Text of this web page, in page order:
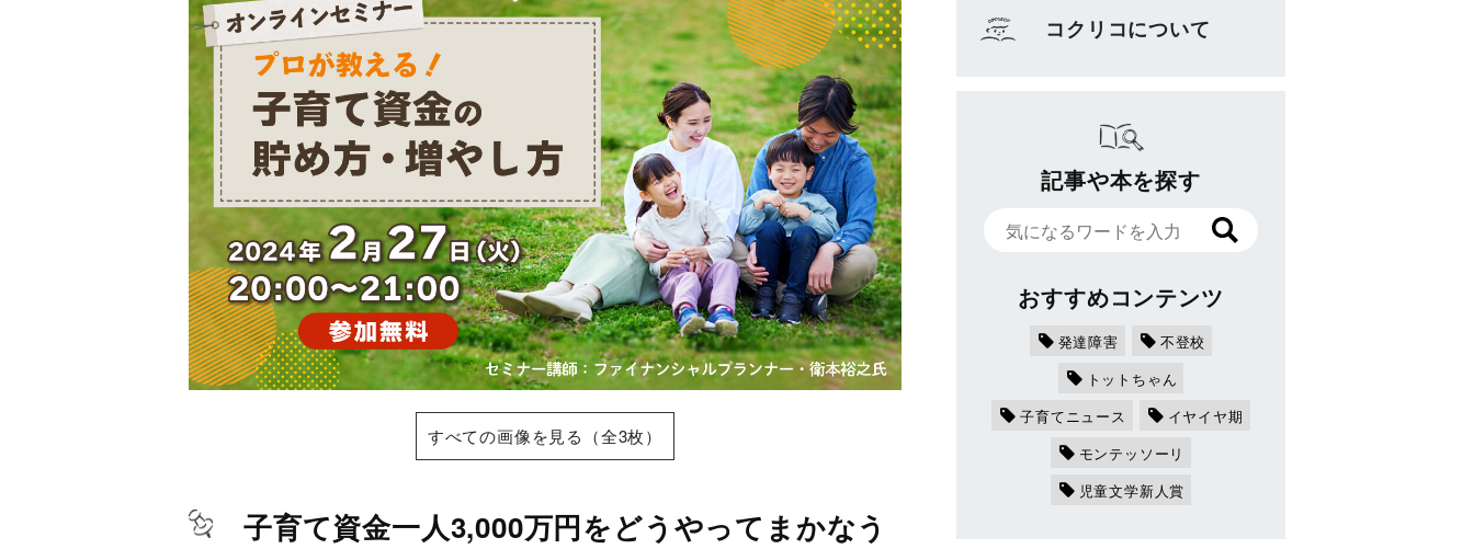
すべての画像を見る（全3枚）
子育て資金一人3,000万円をどうやってまかなう
コクリコについて
記事や本を探す
おすすめコンテンツ
発達障害
不登校
トットちゃん
子育てニュース
イヤイヤ期
モンテッソーリ
児童文学新人賞